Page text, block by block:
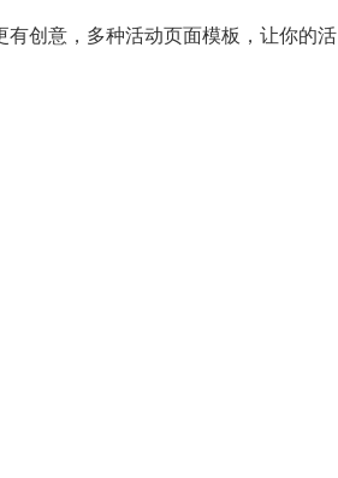
有创意，多种活动页面模板，让你的活